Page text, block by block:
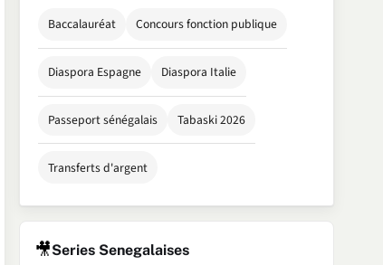
Baccalauréat Concours fonction publique
Diaspora Espagne Diaspora Italie
Passeport sénégalais Tabaski 2026
Transferts d'argent
🎥Series Senegalaises